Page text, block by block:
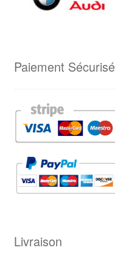
Paiement Sécurisé
Livraison